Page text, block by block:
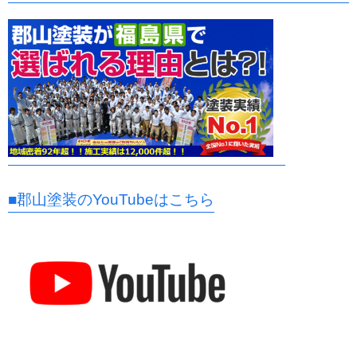
■郡山塗装のYouTubeはこちら